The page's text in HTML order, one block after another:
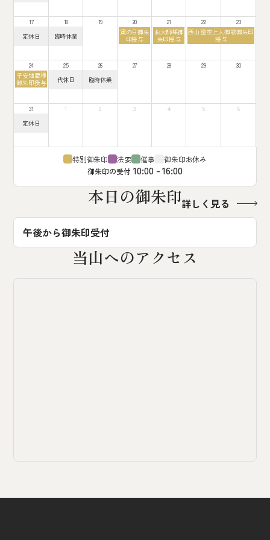
2026
月
17 18 19 20 21 22
23
月
17th
2026
定休日
火
2026
臨時休業
木
日,
月
寅の日御朱
印授与
金
曜
日,
月
お大師様御
朱印授与
土
日,
月
西山證空上人御歌御朱印
授与
24 25 26 27 28 29
30
月
曜
日,
月
子安地蔵様
御朱印授与
火
代休日
水
臨時休業
31 1 2 3 4 5
6
月
定休日
御朱印の受付 10:00 - 16:00
特別御朱印 法要 催事 御朱印お休み
本日の御朱印詳しく見る
午後から御朱印受付
当山へのアクセス